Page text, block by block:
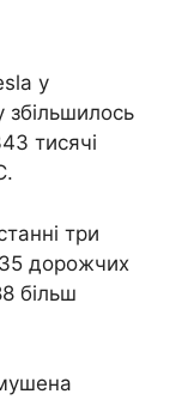
у
збільшилось
тисячі
три
дорожчих
більш